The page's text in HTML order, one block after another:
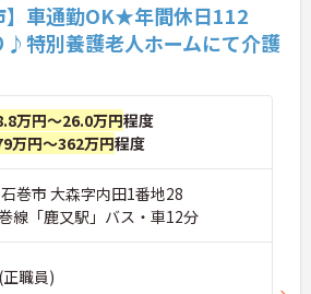
】車通勤OK★年間休日112
♪特別養護老人ホームにて介護
万円～26.0万円程度
万円～362万円程度
巻市 大森字内田1番地28
線「鹿又駅」バス・車12分
職員)